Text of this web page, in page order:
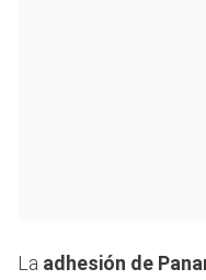
La adhesión de